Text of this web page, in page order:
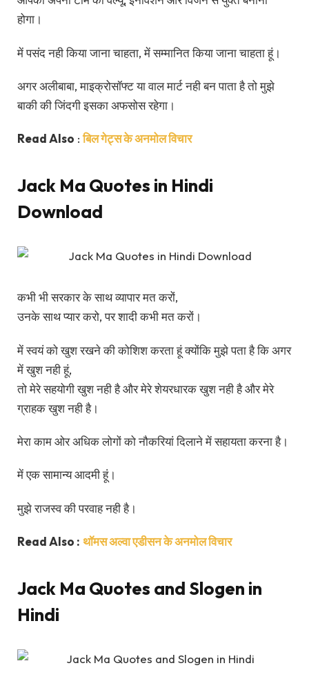
होगा।
में पसंद नही किया जाना चाहता, में सम्मानित किया जाना चाहता हूं।
अगर अलीबाबा, माइक्रोसॉफ्ट या वाल मार्ट नही बन पाता है तो मुझे
बाकी की जिंदगी इसका अफसोस रहेगा।
Read Also :बिल गेट्स के अनमोल विचार
Jack Ma Quotes in Hindi
Download
कभी भी सरकार के साथ व्यापार मत करों,
उनके साथ प्यार करो, पर शादी कभी मत करों।
में स्वयं को खुश रखने की कोशिश करता हूं क्योंकि मुझे पता है कि अगर
में खुश नही हूं,
तो मेरे सहयोगी खुश नही है और मेरे शेयरधारक खुश नही है और मेरे
ग्राहक खुश नही है।
मेरा काम ओर अधिक लोगों को नौकरियां दिलाने में सहायता करना है।
में एक सामान्य आदमी हूं।
मुझे राजस्व की परवाह नही है।
Read Also : थॉमस अल्वा एडीसन के अनमोल विचार
Jack Ma Quotes and Slogen in
Hindi